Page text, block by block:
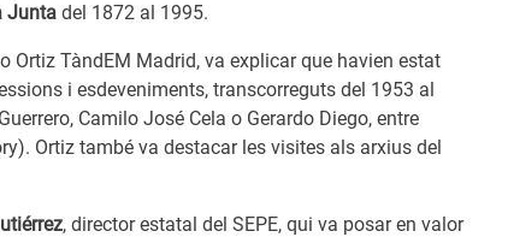
Junta del 1872 al 1995.
Ortiz TàndEM Madrid, va explicar que havien estat
i esdeveniments, transcorreguts del 1953 al
Camilo José Cela o Gerardo Diego, entre
Ortiz també va destacar les visites als arxius del
, director estatal del SEPE, qui va posar en valor